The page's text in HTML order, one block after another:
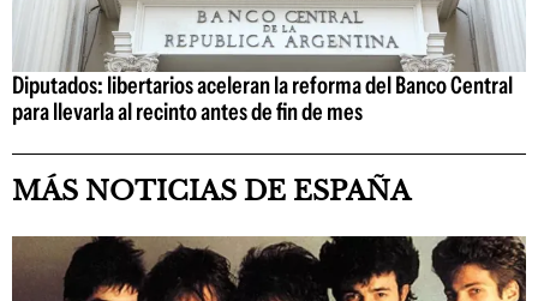
Diputados: libertarios aceleran la reforma del Banco Central
para llevarla al recinto antes de fin de mes
MÁS NOTICIAS DE ESPAÑA